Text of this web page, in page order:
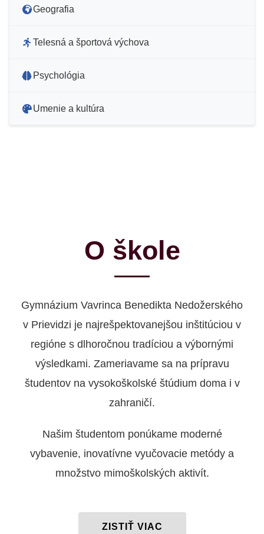
Geografia
Telesná a športová výchova
Psychológia
Umenie a kultúra
O škole
Gymnázium Vavrinca Benedikta Nedožerského
v Prievidzi je najrešpektovanejšou inštitúciou v
regióne s dlhoročnou tradíciou a výbornými
výsledkami. Zameriavame sa na prípravu
študentov na vysokoškolské štúdium doma i v
zahraničí.
Našim študentom ponúkame moderné
vybavenie, inovatívne vyučovacie metódy a
množstvo mimoškolských aktivít.
ZISTIŤ VIAC